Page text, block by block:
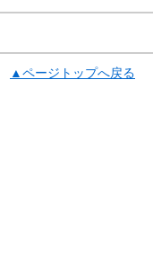
▲ページトップへ戻る